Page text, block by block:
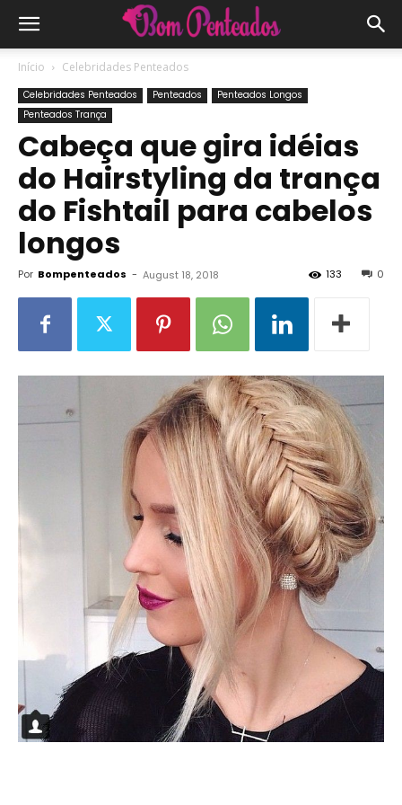
Início Celebridades Penteados
Celebridades Penteados Penteados
Penteados Longos
Penteados Trança
Cabeça que gira idéias
do Hairstyling da trança
do Fishtail para cabelos
longos
Por Bompenteados - August 18, 2018 0
133